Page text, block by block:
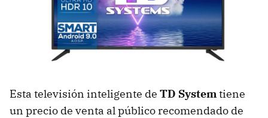
Esta televisión inteligente de TD Systemtiene
un precio de venta al público recomendado de